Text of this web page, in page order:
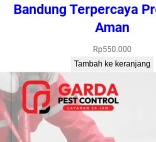
Bandung Terpercaya
Aman
Rp550.000
Tambah ke keranjang